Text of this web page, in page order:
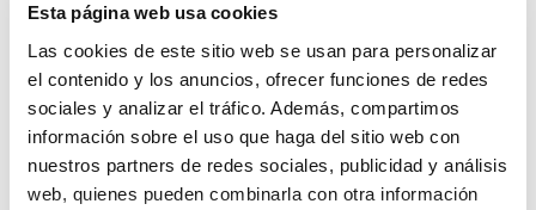
Esta página web usa cookies
Las cookies de este sitio web se usan para personalizar
el contenido y los anuncios, ofrecer funciones de redes
sociales y analizar el tráfico. Además, compartimos
información sobre el uso que haga del sitio web con
nuestros partners de redes sociales, publicidad y análisis
web, quienes pueden combinarla con otra información
¿Has olvidado tu contraseña?